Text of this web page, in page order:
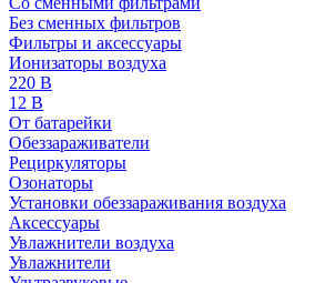
Без сменных фильтров
Фильтры и аксессуары
Ионизаторы воздуха
220 В
12 В
От батарейки
Обеззараживатели
Рециркуляторы
Озонаторы
Установки обеззараживания воздуха
Аксессуары
Увлажнители воздуха
Увлажнители